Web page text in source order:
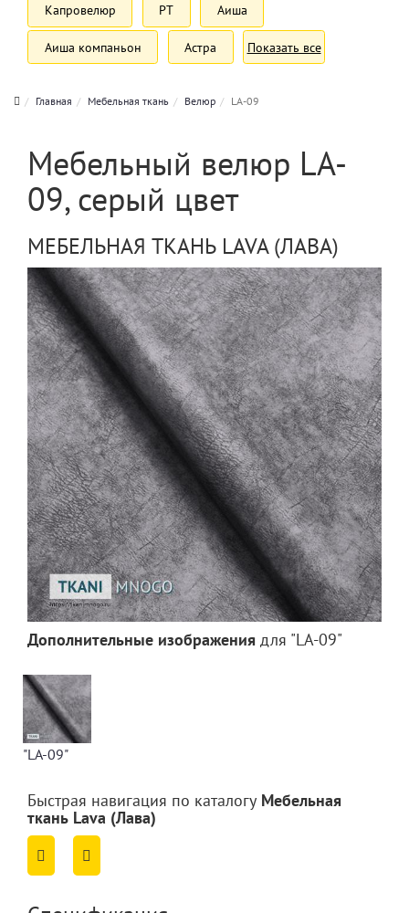
Капровелюр РТ Аиша
Аиша компаньон Астра Показать все
Главная Мебельная ткань Велюр LA-09
Мебельный велюр LA-
09, серый цвет
МЕБЕЛЬНАЯ ТКАНЬ LAVA (ЛАВА)
Дополнительные изображения для "LA-09"
"LA-09"
Быстрая навигация по каталогу Мебельная
ткань Lava (Лава)